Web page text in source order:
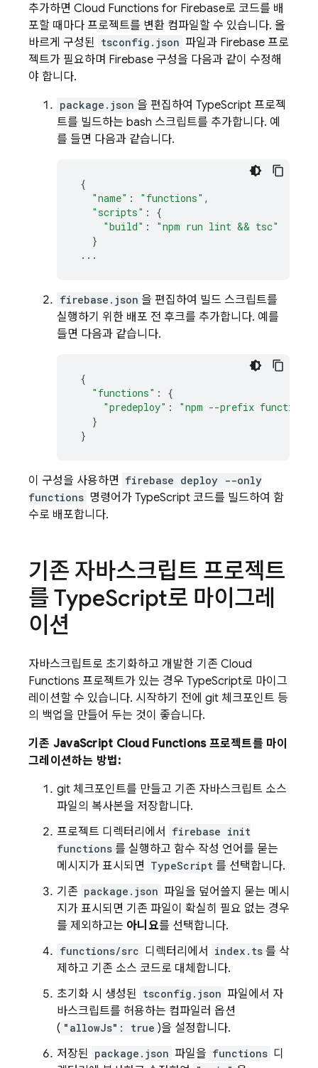
추가하면 Cloud Functions for Firebase로 코드를 배
포할 때마다 프로젝트를 변환 컴파일할 수 있습니다. 올
바르게 구성된 tsconfig.json 파일과 Firebase 프로
젝트가 필요하며 Firebase 구성을 다음과 같이 수정해
야 합니다.
package.json 을 편집하여 TypeScript 프로젝
트를 빌드하는 bash 스크립트를 추가합니다. 예
를 들면 다음과 같습니다.
{
"name" : "functions" ,
"scripts" :
{
"build" :
"npm run lint && tsc"
}
...
firebase.json 을 편집하여 빌드 스크립트를
실행하기 위한 배포 전 후크를 추가합니다. 예를
들면 다음과 같습니다.
{
"functions" :
{
"predeploy" :
"npm --prefix functions
}
}
이 구성을 사용하면 firebase deploy --only
functions 명령어가 TypeScript 코드를 빌드하여 함
수로 배포합니다.
기존 자바스크립트 프로젝트
를 TypeScript로 마이그레
이션
자바스크립트로 초기화하고 개발한 기존 Cloud
Functions 프로젝트가 있는 경우 TypeScript로 마이그
레이션할 수 있습니다. 시작하기 전에 git 체크포인트 등
의 백업을 만들어 두는 것이 좋습니다.
기존 JavaScript Cloud Functions프로젝트를 마이
그레이션하는 방법:
git 체크포인트를 만들고 기존 자바스크립트 소스
파일의 복사본을 저장합니다.
프로젝트 디렉터리에서
firebase init
functions 를 실행하고 함수 작성 언어를 묻는
메시지가 표시되면 TypeScript 를 선택합니다.
기존 package.json 파일을 덮어쓸지 묻는 메시
지가 표시되면 기존 파일이 확실히 필요 없는 경우
를 제외하고는 아니요를 선택합니다.
functions/src 디렉터리에서 index.ts 를 삭
제하고 기존 소스 코드로 대체합니다.
초기화 시 생성된 tsconfig.json 파일에서 자
바스크립트를 허용하는 컴파일러 옵션
( "allowJs": true )을 설정합니다.
저장된 package.json 파일을 functions 디